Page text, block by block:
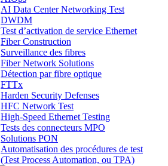
AI Data Center Networking Test
DWDM
Test d’activation de service Ethernet
Fiber Construction
Surveillance des fibres
Fiber Network Solutions
Détection par fibre optique
FTTx
Harden Security Defenses
HFC Network Test
High-Speed Ethernet Testing
Tests des connecteurs MPO
Solutions PON
Automatisation des procédures de test
(Test Process Automation, ou TPA)